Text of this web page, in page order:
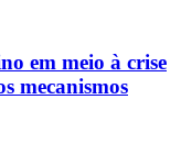
em meio à crise
mecanismos